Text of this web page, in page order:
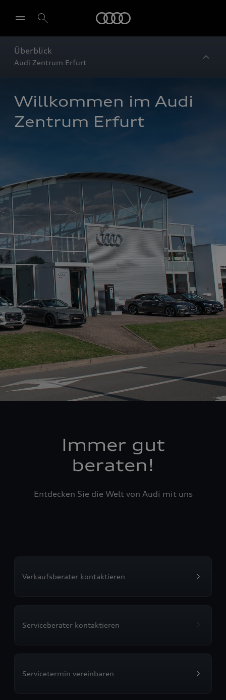
Überblick
Audi Zentrum Erfurt
Willkommen im Audi
Zentrum Erfurt
Immer gut
beraten!
Entdecken Sie die Welt von Audi mit uns
Verkaufsberater kontaktieren
Serviceberater kontaktieren
Servicetermin vereinbaren